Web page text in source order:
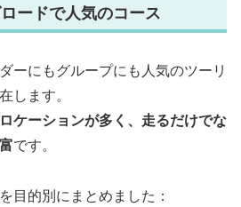
ードで人気のコース
ーにもグループにも人気のツーリ
します。
ケーションが多く、走るだけでな
です。
目的別にまとめました：